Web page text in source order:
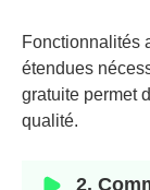
Fonctionnalités
étendues
gratuite permet
qualité.
2.